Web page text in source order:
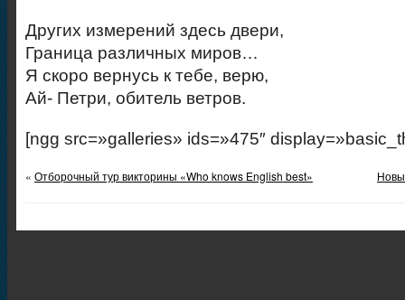
Других измерений здесь двери,
Граница различных миров…
Я скоро вернусь к тебе, верю,
Ай- Петри, обитель ветров.
[ngg src=»galleries» ids=»475″
« Отборочный тур викторины «Who knows English best»